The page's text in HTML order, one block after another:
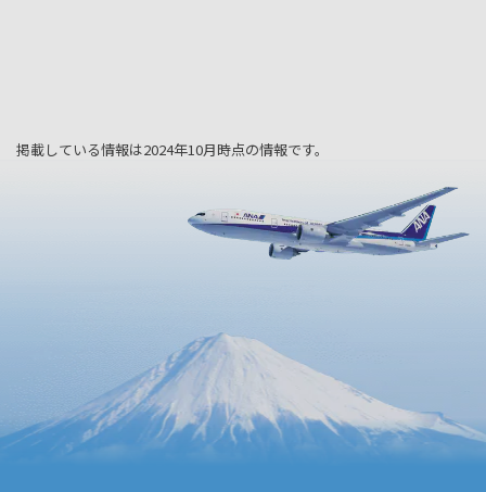
掲載している情報は2024年10月時点の情報です。